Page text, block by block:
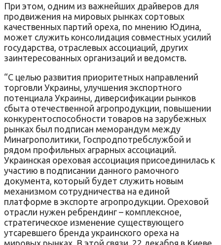
При этом, одним из важнейших драйверов для
продвижения на мировых рынках сортовых
качественных партий ореха, по мнению Юдина,
может служить консолидация совместных усилий
государства, отраслевых ассоциаций, других
заинтересованных организаций и ведомств.
“С целью развития приоритетных направлений
торговли Украины, улучшения экспортного
потенциала Украины, диверсификации рынков
сбыта отечественной агропродукции, повышении
конкурентоспособности товаров на зарубежных
рынках был подписан меморандум между
Минагрополитики, Госпродпотребслужбой и
рядом профильных аграрных ассоциаций.
Украинская ореховая ассоциация присоединилась к
участию в подписании данного рамочного
документа, который будет служить новым
механизмом сотрудничества на единой
платформе в экспорте агропродукции. Ореховой
отрасли нужен ребрендинг – комплексное,
стратегическое изменение существующего
утсаревшего бренда украинского ореха на
мировых рынках. В этой связи, 22 декабря в Киеве